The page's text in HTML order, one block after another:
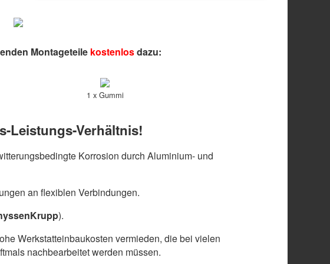
Montageteile kostenlosdazu:
1 x Gummi
Leistungs-Verhältnis!
Korrosion durch Aluminium- und
an flexiblen Verbindungen.
).
Werkstatteinbaukosten vermieden, die bei vielen
nachbearbeitet werden müssen.